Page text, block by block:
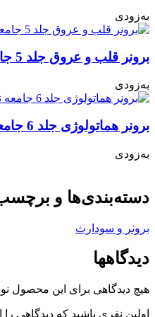
به‌زودی
برونر قلب و عروق جلد 5 جامعه نگر 2022
به‌زودی
برونر هماتولوژی جلد 6 جامعه نگر 2022
به‌زودی
دسته‌بندی‌ها و
برونر و سودارث
دیدگاهها
هیچ دیدگاهی برای این محصول
اولین نفری باشید که دیدگاهی را ارسال